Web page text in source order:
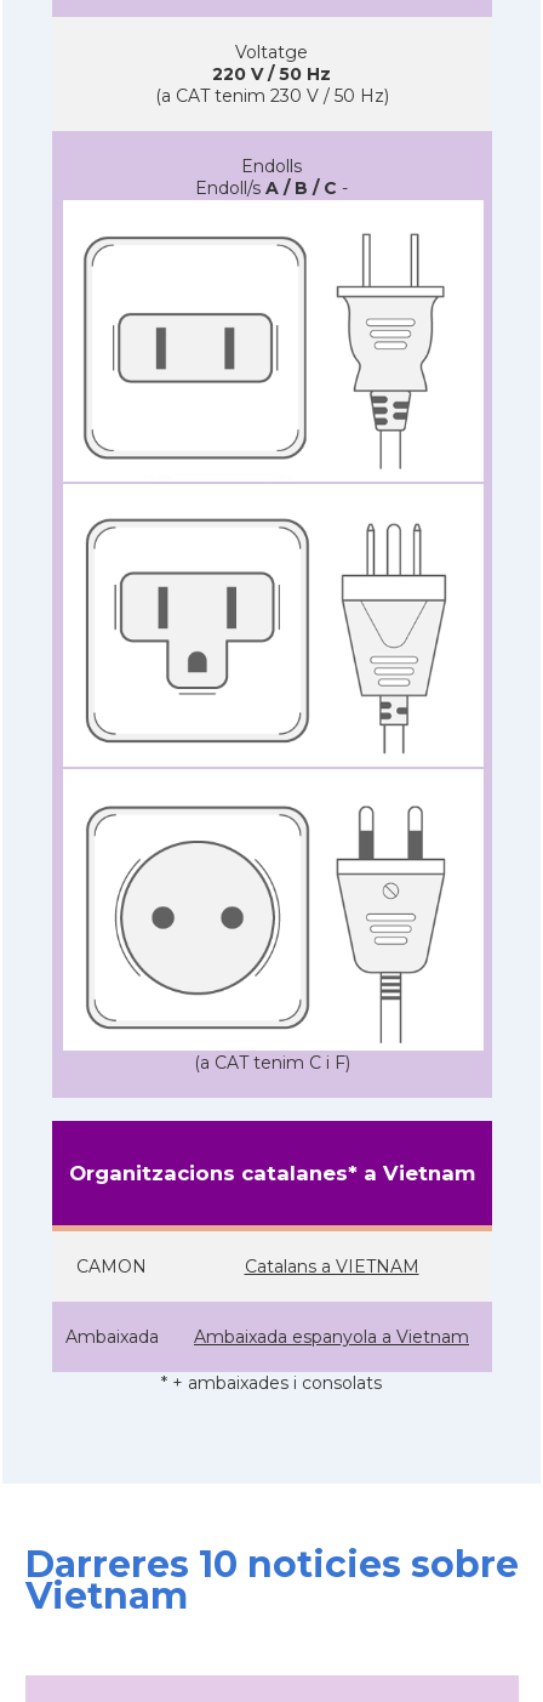
Voltatge
220 V / 50 Hz
(a CAT tenim 230 V / 50 Hz)
Endolls
Endoll/s A / B / C -
(a CAT tenim C i F)
Organitzacions catalanes* a Vietnam
CAMON Catalans a VIETNAM
Ambaixada Ambaixada espanyola a Vietnam
* + ambaixades i consolats
Darreres 10 noticies sobre
Vietnam